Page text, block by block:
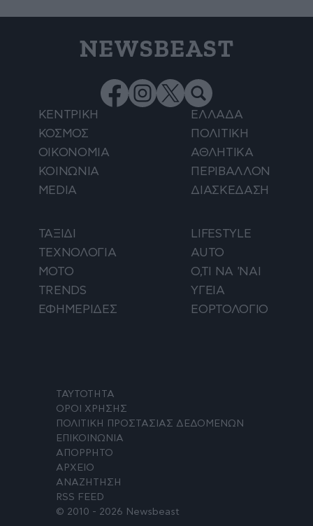
NEWSBEAST
ΚΕΝΤΡΙΚΗ
ΕΛΛΑΔΑ
ΚΟΣΜΟΣ
ΠΟΛΙΤΙΚΗ
ΟΙΚΟΝΟΜΙΑ
ΑΘΛΗΤΙΚΑ
ΚΟΙΝΩΝΙΑ
ΠΕΡΙΒΑΛΛΟΝ
MEDIA
ΔΙΑΣΚΕΔΑΣΗ
ΤΑΞΙΔΙ
LIFESTYLE
ΤΕΧΝΟΛΟΓΙΑ
AUTO
ΜΟΤΟ
Ο,ΤΙ ΝΑ 'ΝΑΙ
TRENDS
ΥΓΕΙΑ
ΕΦΗΜΕΡΙΔΕΣ
ΕΟΡΤΟΛΟΓΙΟ
ΤΑΥΤΟΤΗΤΑ
ΟΡΟΙ ΧΡΗΣΗΣ
ΠΟΛΙΤΙΚΗ ΠΡΟΣΤΑΣΙΑΣ ΔΕΔΟΜΕΝΩΝ
ΕΠΙΚΟΙΝΩΝΙΑ
ΑΠΟΡΡΗΤΟ
ΑΡΧΕΙΟ
ΑΝΑΖΗΤΗΣΗ
RSS FEED
© 2010 - 2026 Newsbeast